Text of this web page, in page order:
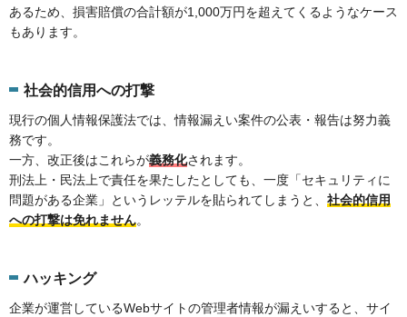
あるため、損害賠償の合計額が1,000万円を超えてくるようなケース
もあります。
社会的信用への打撃
現行の個人情報保護法では、情報漏えい案件の公表・報告は努力義
務です。
一方、改正後はこれらが義務化されます。
刑法上・民法上で責任を果たしたとしても、一度「セキュリティに
問題がある企業」というレッテルを貼られてしまうと、 社会的信用
への打撃は免れません。
ハッキング
企業が運営しているWebサイトの管理者情報が漏えいすると、サイ